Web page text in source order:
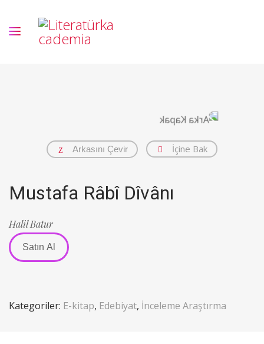
Arkasını Çevir İçine Bak
Mustafa Râbî Dîvânı
Halil Batur
Satın Al
Kategoriler: E-kitap, Edebiyat, İnceleme Araştırma